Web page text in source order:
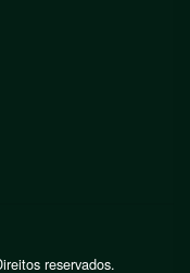
reservados.